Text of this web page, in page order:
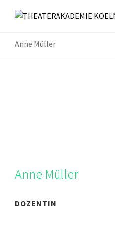
Anne Müller
Anne Müller
DOZENTIN